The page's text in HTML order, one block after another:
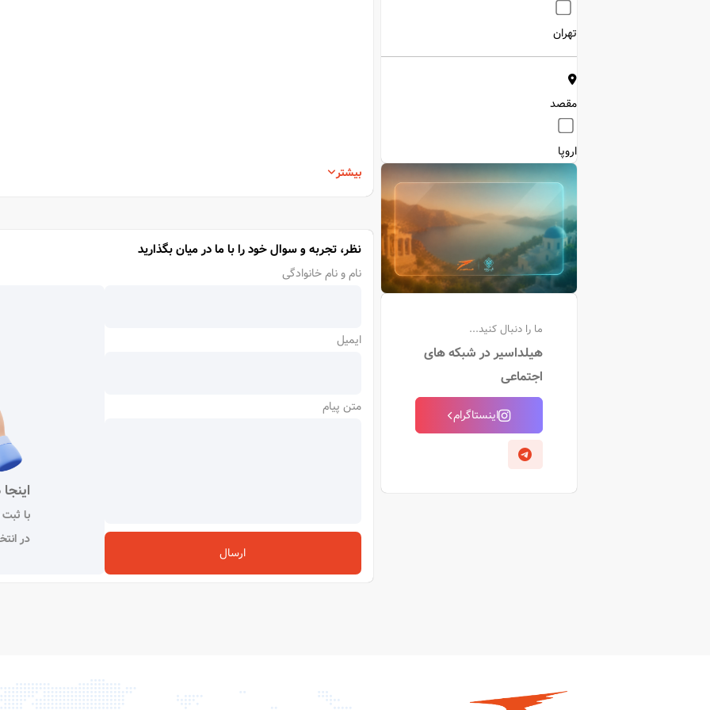
تهران
مقصد
اروپا
ما را دنبال کنید...
هیلداسیر در شبکه های
اجتماعی
اینستاگرام
بیشتر
نظر، تجربه و سوال خود را با ما در میان بگذارید
نام و نام خانوادگی
ایمیل
متن پیام
ارسال
با ثبت
در